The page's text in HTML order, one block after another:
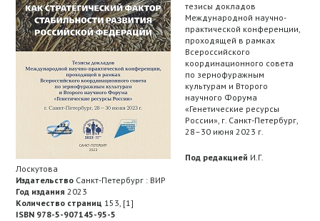
тезисы докладов
Международной научно-
практической конференции,
проходящей в рамках
Всероссийского
координационного совета
по зернофуражным
культурам и Второго
научного Форума
«Генетические ресурсы
России», г. Санкт-Петербург,
28–30 июня 2023 г.
Под редакцией И.Г.
Лоскутова
Издательство Санкт-Петербург : ВИР
Год издания 2023
Количество страниц 153, [1]
ISBN 978-5-907145-95-5